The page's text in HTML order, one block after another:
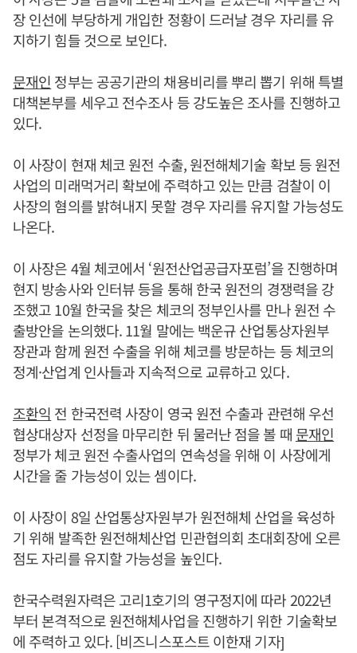
장 인선에 부당하게 개입한 정황이 드러날 경우 자리를 유
지하기 힘들 것으로 보인다.
문재인 정부는 공공기관의 채용비리를 뿌리 뽑기 위해 특별
대책본부를 세우고 전수조사 등 강도높은 조사를 진행하고
있다.
이 사장이 현재 체코 원전 수출, 원전해체기술 확보 등 원전
사업의 미래먹거리 확보에 주력하고 있는 만큼 검찰이 이
사장의 혐의를 밝혀내지 못할 경우 자리를 유지할 가능성도
나온다.
이 사장은 4월 체코에서 ‘원전산업공급자포럼’을 진행하며
현지 방송사와 인터뷰 등을 통해 한국 원전의 경쟁력을 강
조했고 10월 한국을 찾은 체코의 정부인사를 만나 원전 수
출방안을 논의했다. 11월 말에는 백운규 산업통상자원부
장관과 함께 원전 수출을 위해 체코를 방문하는 등 체코의
정계·산업계 인사들과 지속적으로 교류하고 있다.
조환익 전 한국전력 사장이 영국 원전 수출과 관련해 우선
협상대상자 선정을 마무리한 뒤 물러난 점을 볼 때 문재인
정부가 체코 원전 수출사업의 연속성을 위해 이 사장에게
시간을 줄 가능성이 있는 셈이다.
이 사장이 8일 산업통상자원부가 원전해체 산업을 육성하
기 위해 발족한 원전해체산업 민관협의회 초대회장에 오른
점도 자리를 유지할 가능성을 높인다.
한국수력원자력은 고리1호기의 영구정지에 따라 2022년
부터 본격적으로 원전해체사업을 진행하기 위한 기술확보
에 주력하고 있다. [비즈니스포스트 이한재 기자]